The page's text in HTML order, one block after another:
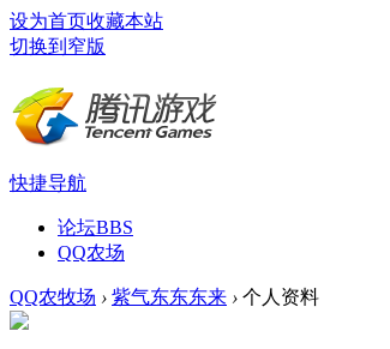
设为首页收藏本站
切换到窄版
快捷导航
论坛BBS
QQ农场
QQ农牧场 › 紫气东东东来 › 个人资料